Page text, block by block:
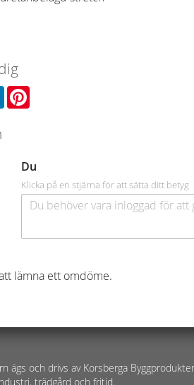
LinkedIn
Du
Klicka på en stjärna för att sätta ditt betyg
lämna ett omdöme.
ägs och drivs av Korsberga
trädgård och fritid.